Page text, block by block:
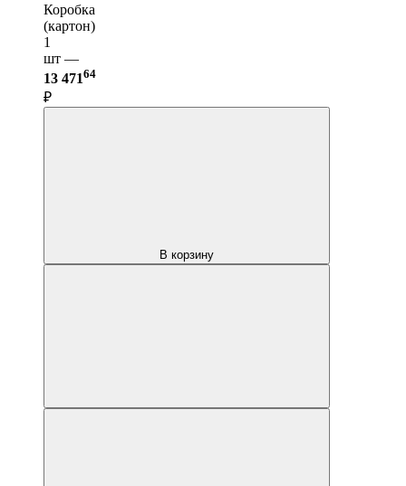
Коробка
(картон)
1
шт —
13 47164
₽
В корзину